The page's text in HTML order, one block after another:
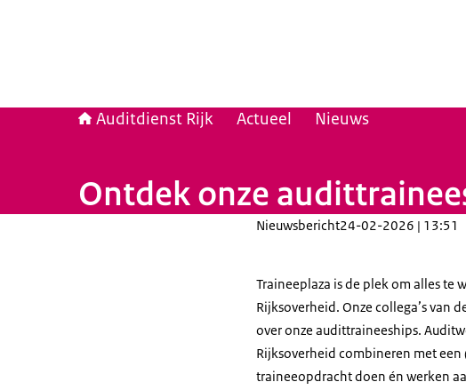
Auditdienst Rijk Actueel Nieuws
Ontdek onze
Nieuwsbericht24-02-2026 | 13:51
Traineeplaza is de plek om alles te
Rijksoverheid. Onze collega’s van
over onze audittraineeships.
Rijksoverheid combineren met
traineeopdracht doen én werken